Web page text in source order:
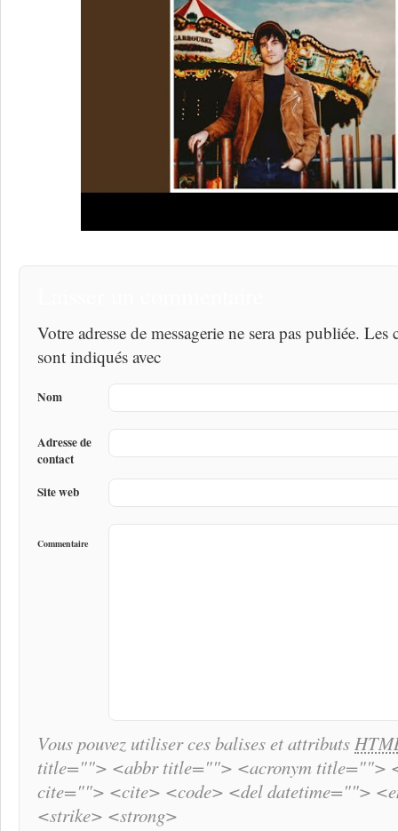
Votre adresse de messagerie ne sera pas publiée.
sont indiqués avec
Nom
Adresse de
contact
Site web
Commentaire
Vous pouvez utiliser ces balises et attributs
title=""> <abbr title=""> <acronym title="">
cite=""> <cite> <code> <del datetime="">
<strike> <strong>